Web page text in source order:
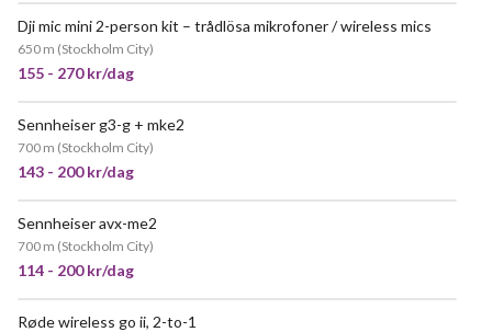
NY!
Dji mic mini 2-person kit – trådlösa mikrofoner / wireless mics
650 m (Stockholm City)
155 - 270 kr/dag
Sennheiser g3-g + mke2
700 m (Stockholm City)
143 - 200 kr/dag
Sennheiser avx-me2
700 m (Stockholm City)
114 - 200 kr/dag
Røde wireless go ii, 2-to-1